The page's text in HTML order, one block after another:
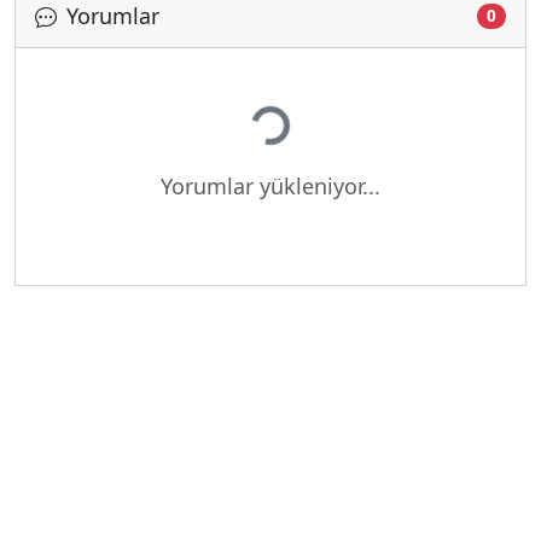
Yorumlar 0
Yükleniyor...
Yorumlar yükleniyor...